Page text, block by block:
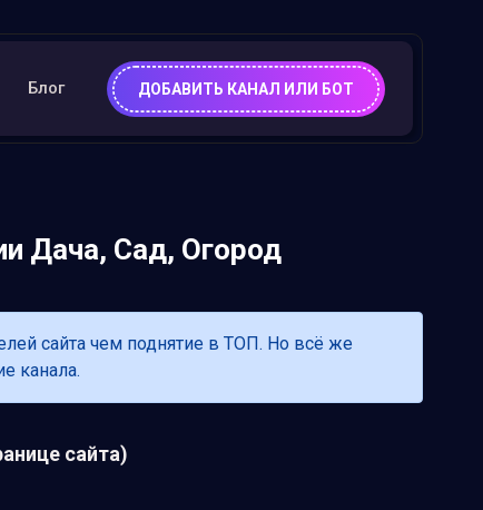
Блог ДОБАВИТЬ КАНАЛ ИЛИ БОТ
Дача, Сад, Огород
сайта чем поднятие в ТОП. Но всё же
канала.
сайта)